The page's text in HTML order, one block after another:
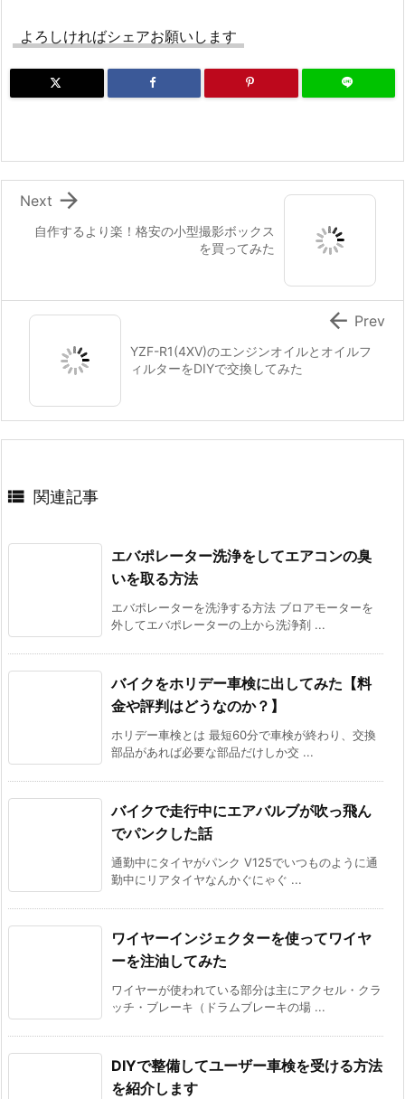
よろしければシェアお願いします
自作するより楽！格安の小型撮影ボックス
を買ってみた

Next
YZF-R1(4XV)のエンジンオイルとオイルフ
ィルターをDIYで交換してみた
 Prev
 関連記事
エバポレーター洗浄をしてエアコンの臭
いを取る方法
エバポレーターを洗浄する方法 ブロアモーターを
外してエバポレーターの上から洗浄剤 ...
バイクをホリデー車検に出してみた【料
金や評判はどうなのか？】
ホリデー車検とは 最短60分で車検が終わり、交換
部品があれば必要な部品だけしか交 ...
バイクで走行中にエアバルブが吹っ飛ん
でパンクした話
通勤中にタイヤがパンク V125でいつものように通
勤中にリアタイヤなんかぐにゃぐ ...
ワイヤーインジェクターを使ってワイヤ
ーを注油してみた
ワイヤーが使われている部分は主にアクセル・クラ
ッチ・ブレーキ（ドラムブレーキの場 ...
DIYで整備してユーザー車検を受ける方法
を紹介します